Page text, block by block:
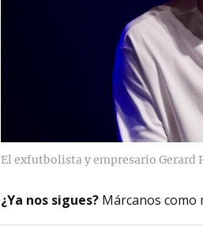
El exfutbolista y empresario Gerard
¿Ya nos sigues? Márcanos